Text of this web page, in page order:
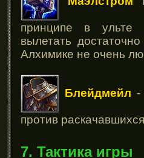
принципе в ульте
вылетать
Алхимике не очень
Блейдмейл -
против
7. Тактика игры